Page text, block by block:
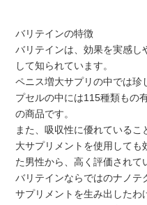
バリテインの特徴
バリテインは、効果を実感し
して知られています。
ペニス増大サプリの中では珍
プセルの中には115種類もの
の商品です。
また、吸収性に優れている
大サプリメントを使用しても
た男性から、高く評価されて
バリテインならではのナノテ
サプリメントを生み出したわ